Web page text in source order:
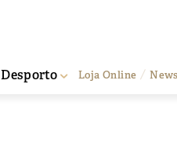
Desporto Loja Online